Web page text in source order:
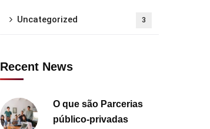
Uncategorized 3
Recent News
O que são Parcerias
público-privadas